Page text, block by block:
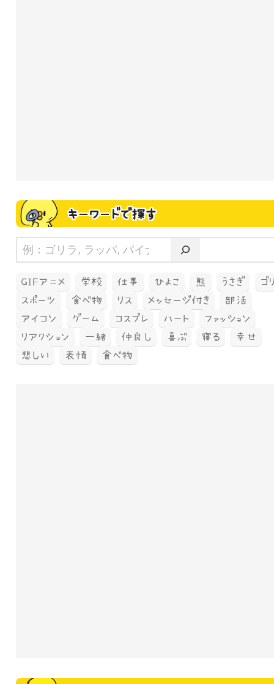
キーワードで探す
GIFアニメ 学校 仕事 ひよこ 熊 うさぎ
ゴ
スポーツ
食べ物 リス メッセージ付き
部活
アイコン
ゲーム コスプレ ハート
ファッション
リアクション
一緒 仲良し 喜ぶ 寝る
幸せ
悲しい
表情 食べ物